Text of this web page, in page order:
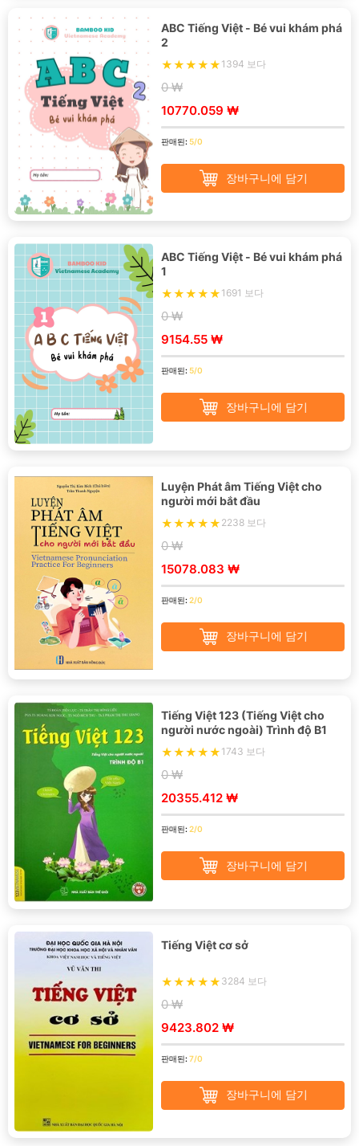
ABC Tiếng Việt - Bé vui khám phá
2
1394 보다
0 ₩
10770.059 ₩
판매된:5/0
장바구니에 담기
ABC Tiếng Việt - Bé vui khám phá
1
1691 보다
0 ₩
9154.55 ₩
판매된:5/0
장바구니에 담기
Luyện Phát âm Tiếng Việt cho
người mới bắt đầu
2238 보다
0 ₩
15078.083 ₩
판매된:2/0
장바구니에 담기
Tiếng Việt 123 (Tiếng Việt cho
người nước ngoài) Trình độ B1
1743 보다
0 ₩
20355.412 ₩
판매된:2/0
장바구니에 담기
Tiếng Việt cơ sở
3284 보다
0 ₩
9423.802 ₩
판매된:7/0
장바구니에 담기